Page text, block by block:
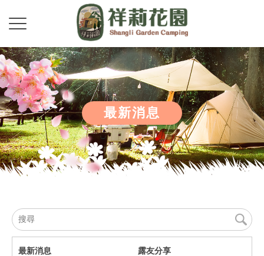
最新消息
最新消息 露友分享